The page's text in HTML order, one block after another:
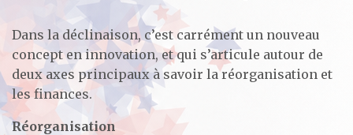
Dans la déclinaison, c’est carrément un nouveau
concept en innovation, et qui s’articule autour de
deux axes principaux à savoir la réorganisation et
les finances.
Réorganisation